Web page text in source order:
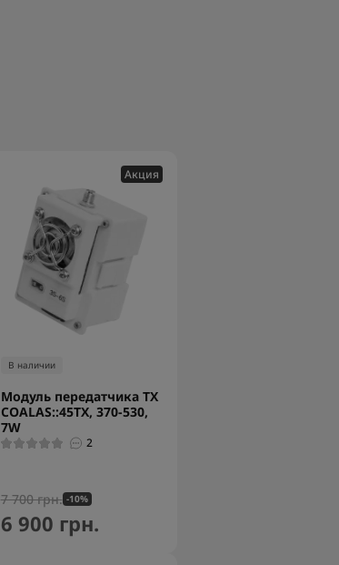
Акция
В наличии
Модуль передатчика TX
COALAS::45TX, 370-530,
7W
2
7 700 грн. -10%
6 900 грн.